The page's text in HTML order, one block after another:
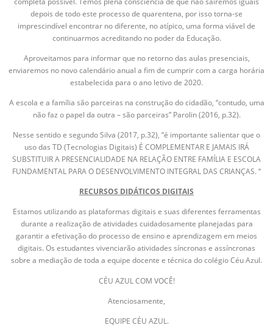
depois de todo este processo de quarentena, por isso torna-se
imprescindível encontrar no diferente, no atípico, uma forma viável de
continuarmos acreditando no poder da Educação.
Aproveitamos para informar que no retorno das aulas presenciais,
enviaremos no novo calendário anual a fim de cumprir com a carga horária
estabelecida para o ano letivo de 2020.
A escola e a família são parceiras na construção do cidadão, “contudo, uma
não faz o papel da outra – são parceiras” Parolin (2016, p.32).
Nesse sentido e segundo Silva (2017, p.32), “é importante salientar que o
uso das TD (Tecnologias Digitais) É COMPLEMENTAR E JAMAIS IRÁ
SUBSTITUIR A PRESENCIALIDADE NA RELAÇÃO ENTRE FAMÍLIA E ESCOLA
FUNDAMENTAL PARA O DESENVOLVIMENTO INTEGRAL DAS CRIANÇAS. “
RECURSOS DIDÁTICOS DIGITAIS
Estamos utilizando as plataformas digitais e suas diferentes ferramentas
durante a realização de atividades cuidadosamente planejadas para
garantir a efetivação do processo de ensino e aprendizagem em meios
digitais. Os estudantes vivenciarão atividades síncronas e assíncronas
sobre a mediação de toda a equipe docente e técnica do colégio Céu Azul.
CÉU AZUL COM VOCÊ!
Atenciosamente,
EQUIPE CÉU AZUL.